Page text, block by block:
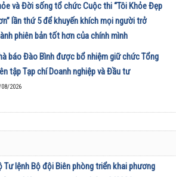
và Đời sống tổ chức Cuộc thi “Tôi Khỏe Đẹp
lần thứ 5 để khuyến khích mọi người trở
phiên bản tốt hơn của chính mình
2026
báo Đào Bình được bổ nhiệm giữ chức Tổng
tập Tạp chí Doanh nghiệp và Đầu tư
08/2026
Tư lệnh Bộ đội Biên phòng triển khai phương